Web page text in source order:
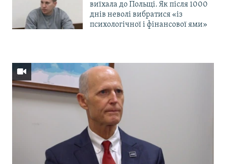
виїхала до Польщі. Як після 1000
днів неволі вибратися «із
психологічної і фінансової ями»